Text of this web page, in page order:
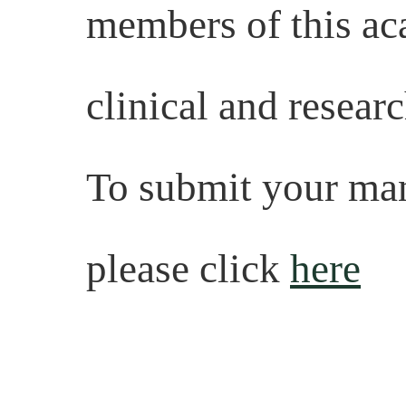
members of this
clinical and
To submit your
please click here